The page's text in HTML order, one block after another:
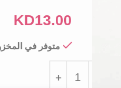
KD13.00
متوفر في